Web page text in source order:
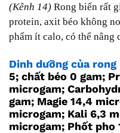
(Kênh 14) Rong biển rất
protein, axit béo không
phẩm ít calo, có thể nâng
Dinh dưỡng của rong
5; chất béo 0 gam;
microgam;
gam; Magie 14,4
microgam; Kali 6,3
microgam; Phốt pho